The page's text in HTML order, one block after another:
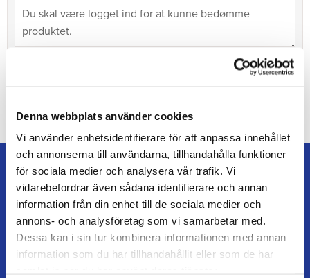
Denna webbplats använder cookies
Vi använder enhetsidentifierare för att anpassa innehållet
och annonserna till användarna, tillhandahålla funktioner
för sociala medier och analysera vår trafik. Vi
vidarebefordrar även sådana identifierare och annan
information från din enhet till de sociala medier och
annons- och analysföretag som vi samarbetar med.
Dessa kan i sin tur kombinera informationen med annan
information som du har tillhandahållit eller som de har
TEAM ALUTORP
Din hovslagerbutik online med stort lager, hurtig levering
og personlig service.